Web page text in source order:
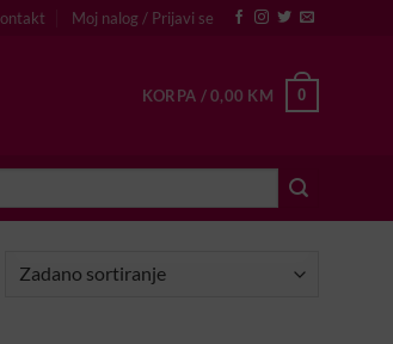
Moj nalog / Prijavi se
KORPA /0,00 KM 0